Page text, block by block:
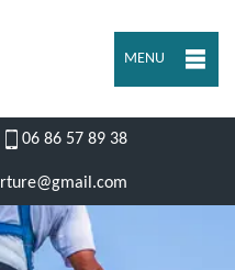
MENU
06 86 57 89 38